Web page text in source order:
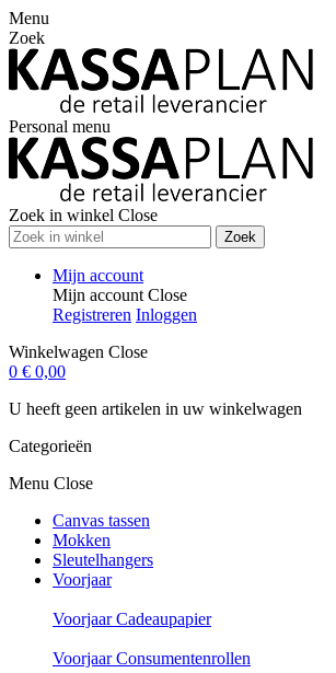
Menu
Zoek
Personal menu
Zoek in winkel Close
Zoek
Mijn account
Mijn account Close
Registreren Inloggen
Winkelwagen Close
0 € 0,00
U heeft geen artikelen in uw winkelwagen
Categorieën
Menu Close
Canvas tassen
Mokken
Sleutelhangers
Voorjaar
Voorjaar Cadeaupapier
Voorjaar Consumentenrollen